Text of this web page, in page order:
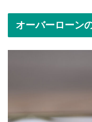
オーバーローン